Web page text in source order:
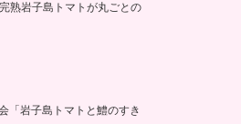
熟岩子島トマトが丸ごとの
「岩子島トマトと鱧のすき